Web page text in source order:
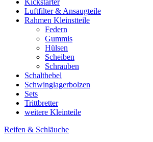
Kickstarter
Luftfilter & Ansaugteile
Rahmen Kleinstteile
Federn
Gummis
Hülsen
Scheiben
Schrauben
Schalthebel
Schwinglagerbolzen
Sets
Trittbretter
weitere Kleinteile
Reifen & Schläuche